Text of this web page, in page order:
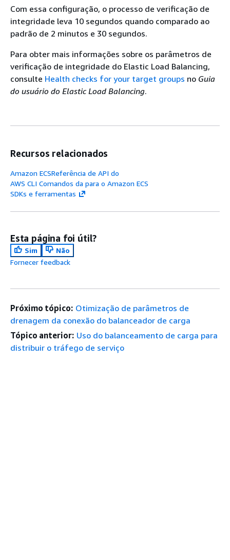
Com essa configuração, o processo de verificação de
integridade leva 10 segundos quando comparado ao
padrão de 2 minutos e 30 segundos.
Para obter mais informações sobre os parâmetros de
verificação de integridade do Elastic Load Balancing,
consulte Health checks for your target groups no Guia
do usuário do Elastic Load Balancing.
Recursos relacionados
Amazon ECSReferência de API do
AWS CLI Comandos da para o Amazon ECS
SDKs e ferramentas
Esta página foi útil?
Sim
Não
Fornecer feedback
Próximo tópico: Otimização de parâmetros de
drenagem da conexão do balanceador de carga
Tópico anterior: Uso do balanceamento de carga para
distribuir o tráfego de serviço